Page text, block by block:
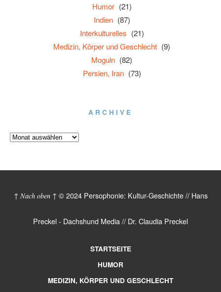
Humor (21)
Indien (87)
Interkulturelles (21)
Medizin, Körper und Geschlecht (9)
Moguln (82)
Persien, Iran (73)
ARCHIVE
↑ Nach oben ↑ © 2024 Persophonie: Kultur-Geschichte // Hans
Preckel - Dachshund Media // Dr. Claudia Preckel
STARTSEITE
HUMOR
MEDIZIN, KÖRPER UND GESCHLECHT